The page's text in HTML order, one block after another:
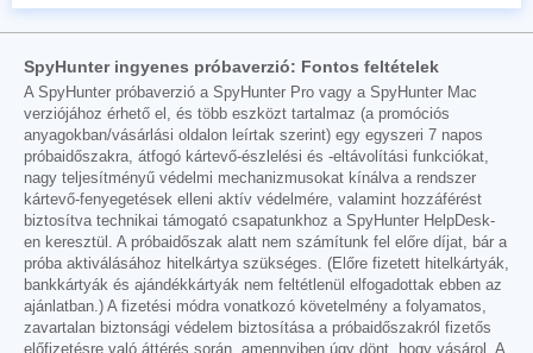
SpyHunter ingyenes próbaverzió: Fontos feltételek
A SpyHunter próbaverzió a SpyHunter Pro vagy a SpyHunter Mac
verziójához érhető el, és több eszközt tartalmaz (a promóciós
anyagokban/vásárlási oldalon leírtak szerint) egy egyszeri 7 napos
próbaidőszakra, átfogó kártevő-észlelési és -eltávolítási funkciókat,
nagy teljesítményű védelmi mechanizmusokat kínálva a rendszer
kártevő-fenyegetések elleni aktív védelmére, valamint hozzáférést
biztosítva technikai támogató csapatunkhoz a SpyHunter HelpDesk-
en keresztül. A próbaidőszak alatt nem számítunk fel előre díjat, bár a
próba aktiválásához hitelkártya szükséges. (Előre fizetett hitelkártyák,
bankkártyák és ajándékkártyák nem feltétlenül elfogadottak ebben az
ajánlatban.) A fizetési módra vonatkozó követelmény a folyamatos,
zavartalan biztonsági védelem biztosítása a próbaidőszakról fizetős